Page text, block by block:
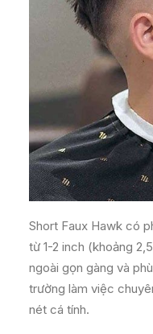
Short Faux Hawk có
từ 1-2 inch (khoảng
ngoài gọn gàng và
trường làm việc
nét cá tính.